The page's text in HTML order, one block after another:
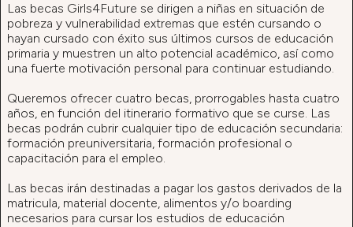
Las becas Girls4Future se dirigen a niñas en situación de
pobreza y vulnerabilidad extremas que estén cursando o
hayan cursado con éxito sus últimos cursos de educación
primaria y muestren un alto potencial académico, así como
una fuerte motivación personal para continuar estudiando.
Queremos ofrecer cuatro becas, prorrogables hasta cuatro
años, en función del itinerario formativo que se curse. Las
becas podrán cubrir cualquier tipo de educación secundaria:
formación preuniversitaria, formación profesional o
capacitación para el empleo.
Las becas irán destinadas a pagar los gastos derivados de la
matricula, material docente, alimentos y/o boarding
necesarios para cursar los estudios de educación